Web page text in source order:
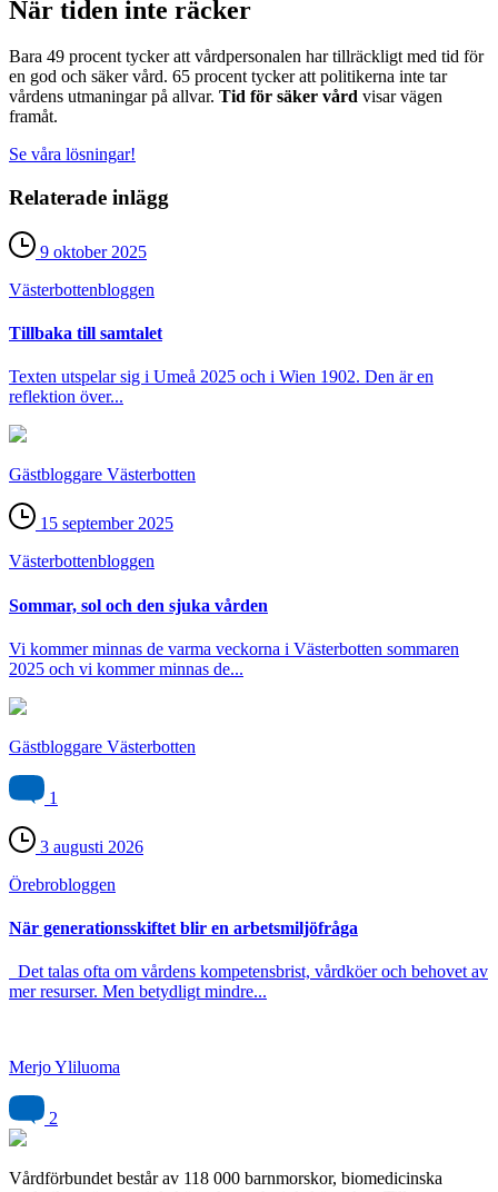
När tiden inte räcker
Bara 49 procent tycker att vårdpersonalen har tillräckligt med tid för
en god och säker vård. 65 procent tycker att politikerna inte tar
vårdens utmaningar på allvar. Tid för säker vård visar vägen
framåt.
Se våra lösningar!
Relaterade inlägg
9 oktober 2025
Västerbotten­bloggen
Tillbaka till samtalet
Texten utspelar sig i Umeå 2025 och i Wien 1902. Den är en
reflektion över...
Gästbloggare Västerbotten
15 september 2025
Västerbotten­bloggen
Sommar, sol och den sjuka vården
Vi kommer minnas de varma veckorna i Västerbotten sommaren
2025 och vi kommer minnas de...
Gästbloggare Västerbotten
1
3 augusti 2026
Örebro­bloggen
När generationsskiftet blir en arbetsmiljöfråga
Det talas ofta om vårdens kompetensbrist, vårdköer och behovet av
mer resurser. Men betydligt mindre...
Merjo Yliluoma
2
Vårdförbundet består av 118 000 barnmorskor, biomedicinska